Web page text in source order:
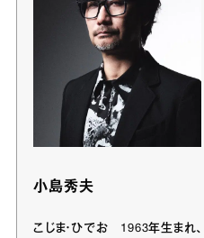
小島秀夫
こじま・ひでお 1963年生まれ